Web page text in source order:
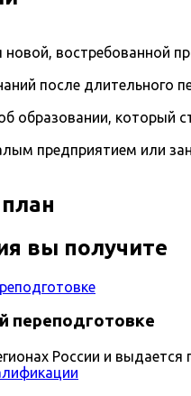
востребованной
после длительного
образовании,
предприятием или
вы получите
переподготовке
России и